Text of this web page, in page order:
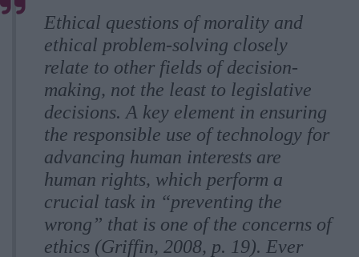
Ethical questions of morality and
ethical problem-solving closely
relate to other fields of decision-
making, not the least to legislative
decisions. A key element in ensuring
the responsible use of technology for
advancing human interests are
human rights, which perform a
crucial task in “preventing the
wrong” that is one of the concerns of
ethics (Griffin, 2008, p. 19). Ever